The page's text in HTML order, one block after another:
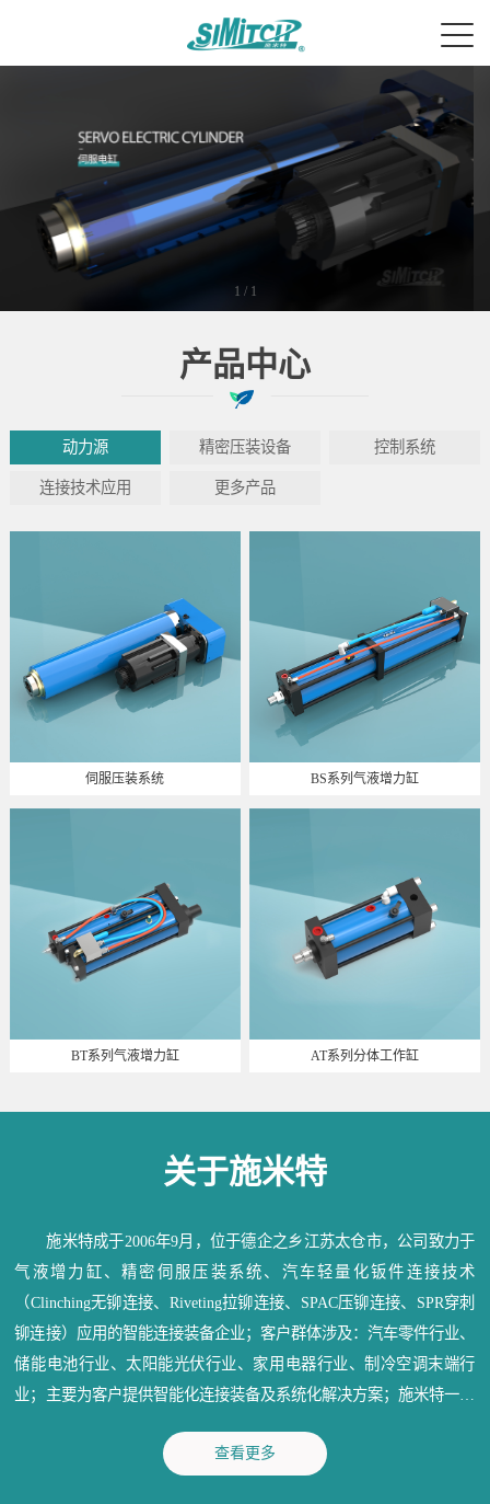
1 / 1
产品中心
动力源 精密压装设备 控制系统
连接技术应用 更多产品
伺服压装系统 BS系列气液增力缸
BT系列气液增力缸 AT系列分体工作缸
关于施米特
施米特成于2006年9月，位于德企之乡江苏太仓市，公司致力于
气液增力缸、精密伺服压装系统、汽车轻量化钣件连接技术
（Clinching无铆连接、Riveting拉铆连接、SPAC压铆连接、SPR穿刺
铆连接）应用的智能连接装备企业；客户群体涉及：汽车零件行业、
储能电池行业、太阳能光伏行业、家用电器行业、制冷空调末端行
业；主要为客户提供智能化连接装备及系统化解决方案；施米特一直
意的产品和优质的服务。
查看更多